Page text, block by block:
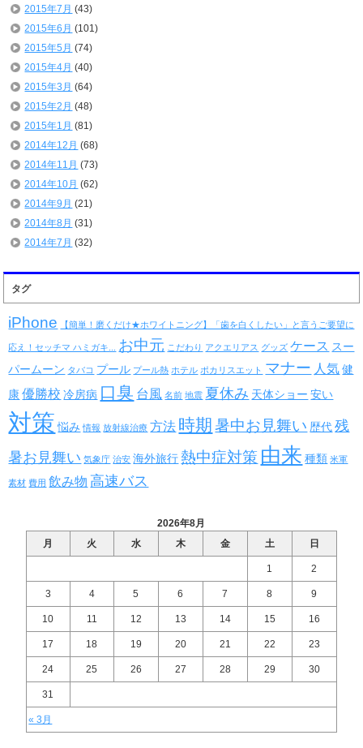
2015年7月 (43)
2015年6月 (101)
2015年5月 (74)
2015年4月 (40)
2015年3月 (64)
2015年2月 (48)
2015年1月 (81)
2014年12月 (68)
2014年11月 (73)
2014年10月 (62)
2014年9月 (21)
2014年8月 (31)
2014年7月 (32)
タグ
iPhone 【簡単！磨くだけ★ホワイトニング】「歯を白くしたい」と言うご要望に
応え！セッチマ ハミガキ... お中元 こだわり アクエリアス グッズ ケース スー
パームーン タバコ プール プール熱 ホテル ポカリスエット マナー 人気 健
康 優勝校 冷房病 口臭 台風 名前 地震 夏休み 天体ショー 安い
対策 悩み 情報 放射線治療 方法 時期 暑中お見舞い 歴代 残
暑お見舞い 気象庁 治安 海外旅行 熱中症対策 由来 種類 米軍
素材 費用 飲み物 高速バス
2026年8月
月
火 水 木 金 土 日
« 3月
1 2
3 4 5 6 7 8 9
10 11 12 13 14 15 16
17 18 19 20 21 22 23
24 25 26 27 28 29 30
31